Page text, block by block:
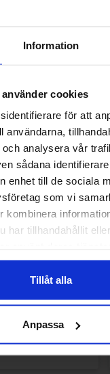
Information
cookies
för att
användarna,
analysera vår
sådana
enhet till de sociala
som vi
kombinera
har tillhandahållit
Tillåt alla
Anpassa
Muut pitivät
Soda 200ml